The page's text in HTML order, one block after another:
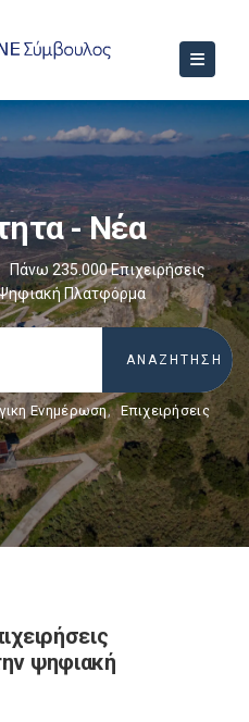
- Νέα
Πάνω 235.000 Επιχειρήσεις
Πλατφόρμα
Ενημέρωση, Επιχειρήσεις
ψηφιακή